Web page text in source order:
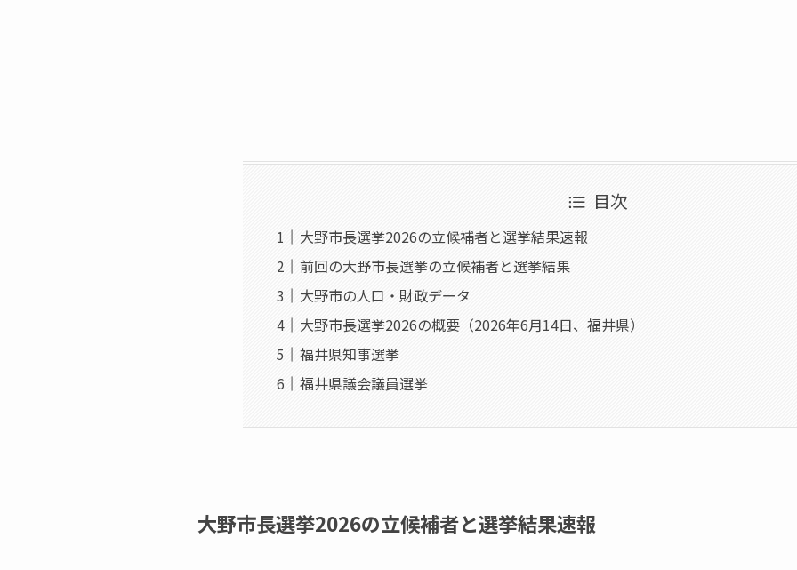
目次
大野市長選挙2026の立候補者と選挙結果速報
前回の大野市長選挙の立候補者と選挙結果
大野市の人口・財政データ
大野市長選挙2026の概要（2026年6月14日、福井県）
福井県知事選挙
福井県議会議員選挙
大野市長選挙2026の立候補者と選挙結果速報